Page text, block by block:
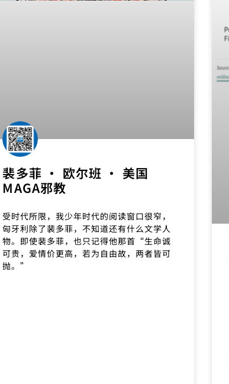
裴多菲 · 欧尔班 · 美国
MAGA邪教
受时代所限，我少年时代的阅读窗口很窄，
匈牙利除了裴多菲，不知道还有什么文学人
物。即使裴多菲，也只记得他那首“生命诚
可贵，爱情价更高，若为自由故，两者皆可
抛。”